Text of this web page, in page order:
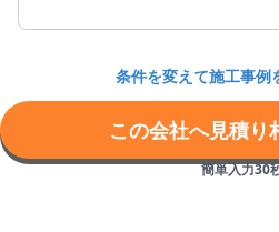
条件を変えて施工事例
この会社へ見積り
簡単入力30